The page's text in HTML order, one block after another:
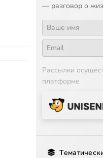
— разговор о
Рассылки
платформе